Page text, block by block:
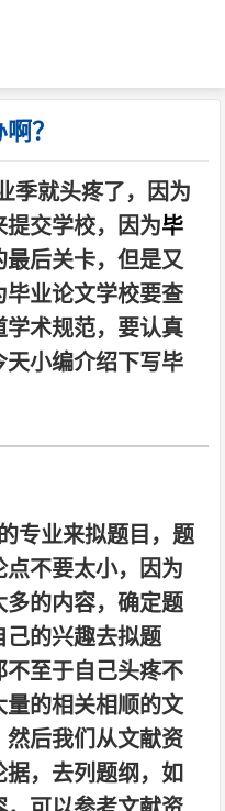
？
季就头疼了，因为
交学校，因为毕
后关卡，但是又
业论文学校要查
术规范，要认真
小编介绍下写毕
专业来拟题目，题
点不要太小，因为
的内容，确定题
己的兴趣去拟题
不至于自己头疼不
的相关相顺的文
后我们从文献资
，去列题纲，如